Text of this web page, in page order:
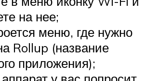
на нее;
меню, где нужно
Rollup (название
приложения);